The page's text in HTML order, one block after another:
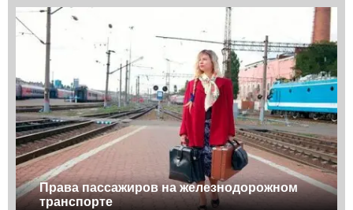
Права пассажиров на железнодорожном
транспорте